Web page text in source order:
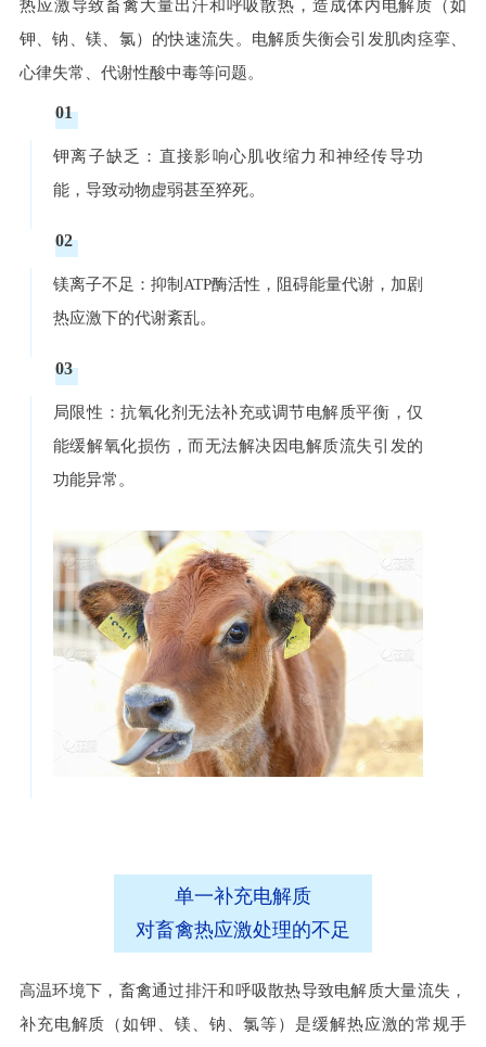
热应激导致畜禽大量出汗和呼吸散热，造成体内电解质（如
钾、钠、镁、氯）的快速流失。电解质失衡会引发肌肉痉挛、
心律失常、代谢性酸中毒等问题。
01
钾离子缺乏：直接影响心肌收缩力和神经传导功
能，导致动物虚弱甚至猝死。
02
镁离子不足：抑制ATP酶活性，阻碍能量代谢，加剧
热应激下的代谢紊乱。
03
局限性：抗氧化剂无法补充或调节电解质平衡，仅
能缓解氧化损伤，而无法解决因电解质流失引发的
功能异常。
单一补充电解质
对畜禽热应激处理的不足
高温环境下，畜禽通过排汗和呼吸散热导致电解质大量流失，
补充电解质（如钾、镁、钠、氯等）是缓解热应激的常规手